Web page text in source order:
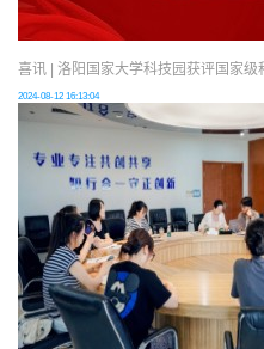
喜讯 | 洛阳国家大学科技园获评国家级
2024-08-12 16:13:04